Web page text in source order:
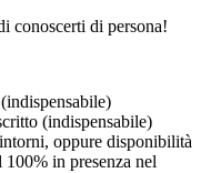
conoscerti di persona!
(indispensabile)
oppure disponibilità
in presenza nel